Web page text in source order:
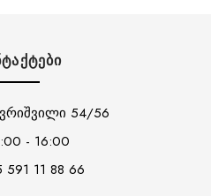
54/56
- 16:00
591 11 88 66